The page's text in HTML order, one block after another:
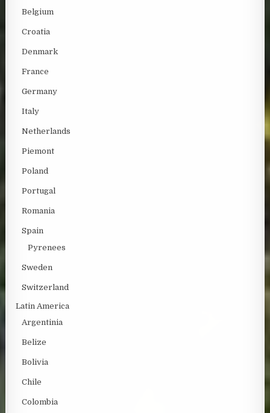
Belgium
Croatia
Denmark
France
Germany
Italy
Netherlands
Piemont
Poland
Portugal
Romania
Spain
Pyrenees
Sweden
Switzerland
Latin America
Argentinia
Belize
Bolivia
Chile
Colombia